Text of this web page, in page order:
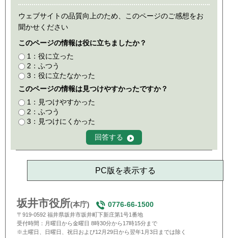
ウェブサイトの品質向上のため、このページのご感想をお
聞かせください
このページの情報は役に立ちましたか？
1：役に立った
2：ふつう
3：役に立たなかった
このページの情報は見つけやすかったですか？
1：見つけやすかった
2：ふつう
3：見つけにくかった
PC版を表示する
坂井市役所(本庁) 0776-66-1500
〒919-0592 福井県坂井市坂井町下新庄第1号1番地
受付時間：月曜日から金曜日 8時30分から17時15分まで
※土曜日、日曜日、祝日および12月29日から翌年1月3日までは除く